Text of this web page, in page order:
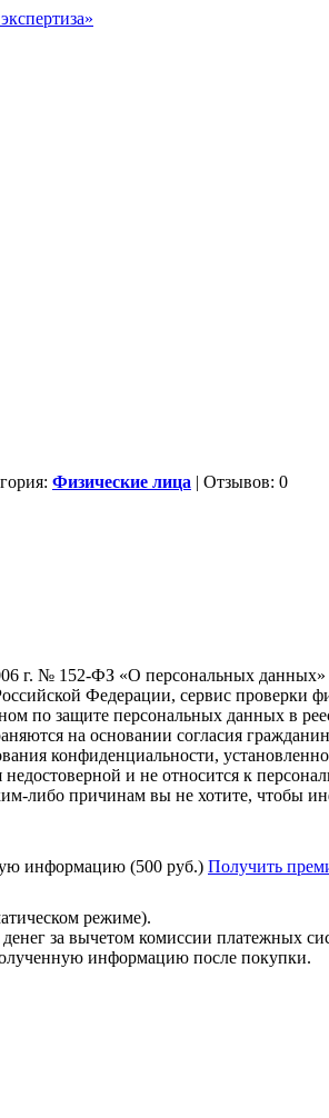
Физические лица | Отзывов: 0
г. № 152-ФЗ «О персональных
Федерации, сервис проверки
по защите персональных данных в
на основании согласия
конфиденциальности,
и не относится к
либо причинам вы не хотите, чтобы
информацию (500 руб.) Получить
режиме).
за вычетом комиссии платежных
информацию после покупки.